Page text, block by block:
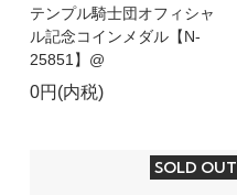
テンプル騎士団オフィシャ
ル記念コインメダル【N-
25851】@
0円(内税)
SOLD OUT